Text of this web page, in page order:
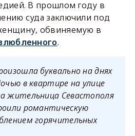
В прошлом году в
суда заключили под
обвиняемую в
.
буквально на днях
в квартире на улице
жительница Севастополя
романтическую
горячительных